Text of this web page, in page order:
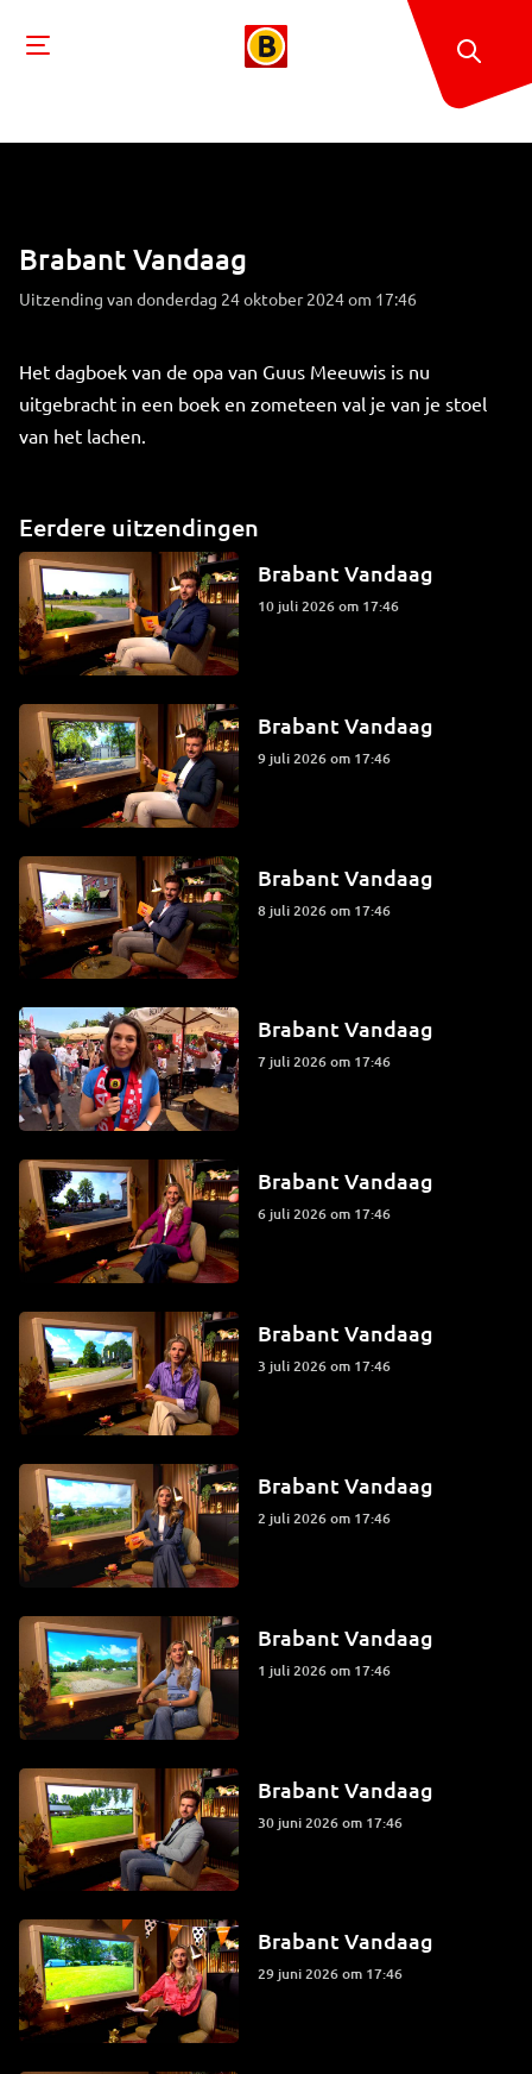
Brabant Vandaag
Uitzending van donderdag 24 oktober 2024 om 17:46
Het dagboek van de opa van Guus Meeuwis is nu
uitgebracht in een boek en zometeen val je van je stoel
van het lachen.
Eerdere uitzendingen
Brabant Vandaag
10 juli 2026 om 17:46
Brabant Vandaag
9 juli 2026 om 17:46
Brabant Vandaag
8 juli 2026 om 17:46
Brabant Vandaag
7 juli 2026 om 17:46
Brabant Vandaag
6 juli 2026 om 17:46
Brabant Vandaag
3 juli 2026 om 17:46
Brabant Vandaag
2 juli 2026 om 17:46
Brabant Vandaag
1 juli 2026 om 17:46
Brabant Vandaag
30 juni 2026 om 17:46
Brabant Vandaag
29 juni 2026 om 17:46